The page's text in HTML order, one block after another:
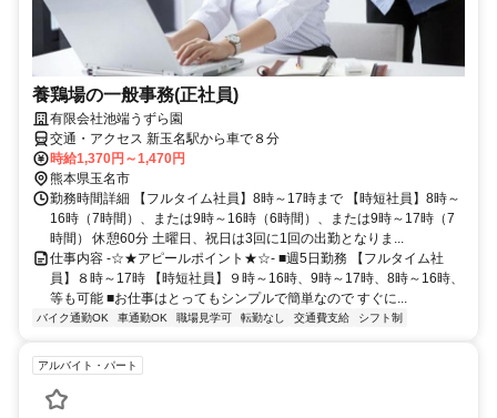
養鶏場の一般事務(正社員)
有限会社池端うずら園
交通・アクセス 新玉名駅から車で８分
時給1,370円～1,470円
熊本県玉名市
勤務時間詳細 【フルタイム社員】8時～17時まで 【時短社員】8時～
16時（7時間）、または9時～16時（6時間）、または9時～17時（7
時間） 休憩60分 土曜日、祝日は3回に1回の出勤となりま...
仕事内容 -☆★アピールポイント★☆- ■週5日勤務 【フルタイム社
員】８時～17時 【時短社員】９時～16時、9時～17時、8時～16時、
等も可能 ■お仕事はとってもシンプルで簡単なので すぐに...
バイク通勤OK 車通勤OK 職場見学可 転勤なし 交通費支給 シフト制
アルバイト・パート